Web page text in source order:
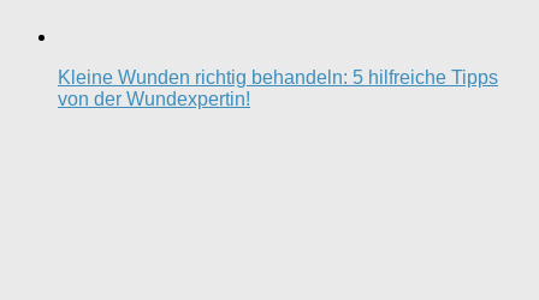
Kleine Wunden richtig behandeln: 5 hilfreiche Tipps
von der Wundexpertin!